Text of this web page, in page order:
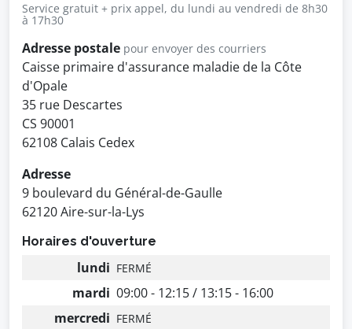
Service gratuit + prix appel, du lundi au vendredi de 8h30
à 17h30
Adresse postale pour envoyer des courriers
Caisse primaire d'assurance maladie de la Côte
d'Opale
35 rue Descartes
CS 90001
62108 Calais Cedex
Adresse
9 boulevard du Général-de-Gaulle
62120 Aire-sur-la-Lys
Horaires d'ouverture
lundi FERMÉ
mardi 09:00 - 12:15 / 13:15 - 16:00
mercredi FERMÉ